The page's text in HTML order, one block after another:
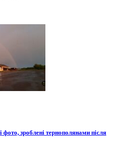
зроблені тернополянами після